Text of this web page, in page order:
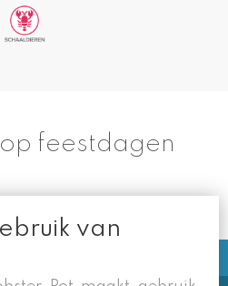
feestdagen
van